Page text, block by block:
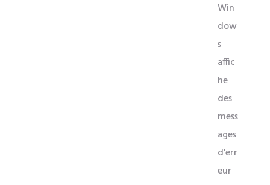
Win
dow
s
affic
he
des
mess
ages
d'err
eur